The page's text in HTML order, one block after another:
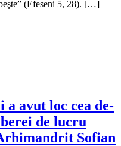
(Efeseni 5, 28). […]
a avut loc cea de-
de lucru
Sofian